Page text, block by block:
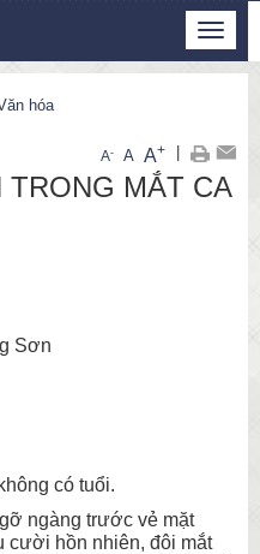
Toggle
hóa
A- A A+
MẮT CA
Sơn
có tuổi.
ngàng trước vẻ mặt
cười hồn nhiên, đôi mắt